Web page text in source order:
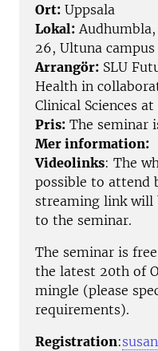
Ort: Uppsala
Lokal:
26, Ultuna campus
Arrangör: SLU
Health in
Clinical Sciences at
Pris: The seminar
Mer information:
Videolinks: The
possible to attend
streaming link will
to the seminar.
The seminar is
the latest 20th of
mingle (please
requirements).
Registration: